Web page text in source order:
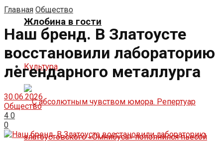
Жлобина в гости
Культура
Главная Общество
Наш бренд. В Златоусте
восстановили лабораторию
легендарного металлурга
30.06.2026
Общество
4 0
0